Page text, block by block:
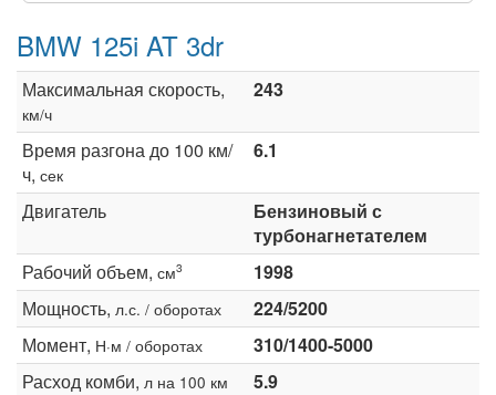
BMW 125i AT 3dr
Максимальная скорость,
км/ч
243
Время разгона до 100 км/
ч, сек
6.1
Двигатель
Бензиновый с
турбонагнетателем
Рабочий объем, см3
1998
Мощность, л.с. / оборотах
224/5200
Момент, Н·м / оборотах
310/1400-5000
Расход комби, л на 100 км
5.9